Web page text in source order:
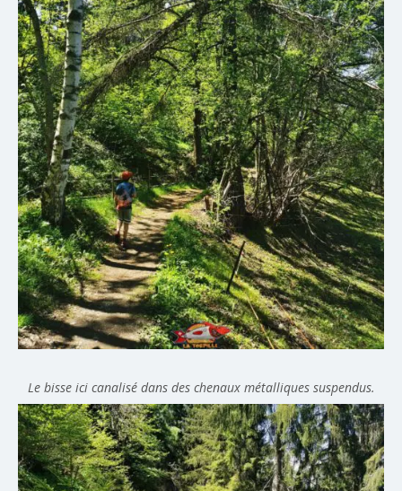
Le bisse ici canalisé dans des chenaux métalliques suspendus.